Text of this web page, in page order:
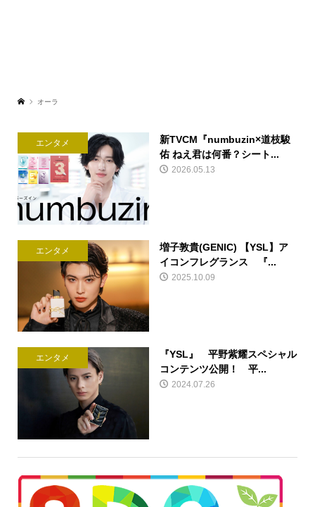
オーラ
エンタメ
新TVCM『numbuzin×道枝駿
佑 ねえ君は何番？シート...
2026.05.13
エンタメ
増子敦貴(GENIC) 【YSL】ア
イコンフレグランス 『...
2025.10.09
エンタメ
『YSL』 平野紫耀スペシャル
コンテンツ公開！ 平...
2024.07.26